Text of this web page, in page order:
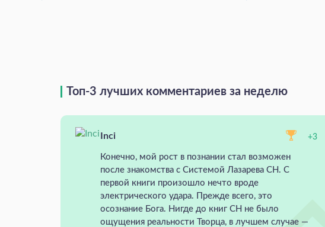
Топ-3 лучших комментариев за неделю
Inci +3
Конечно, мой рост в познании стал возможен
после знакомства с Системой Лазарева СН. С
первой книги произошло нечто вроде
электрического удара. Прежде всего, это
осознание Бога. Нигде до книг СН не было
ощущения реальности Творца, в лучшем случае —